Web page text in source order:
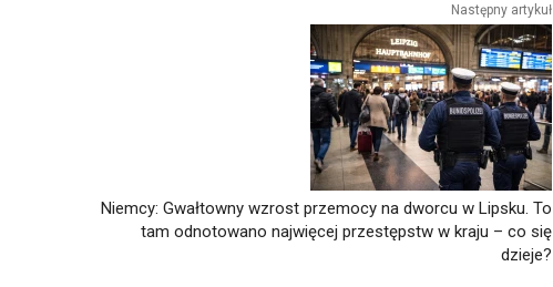
Następny artykuł
Niemcy: Gwałtowny wzrost przemocy na dworcu w Lipsku. To
tam odnotowano najwięcej przestępstw w kraju – co się
dzieje?